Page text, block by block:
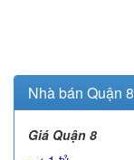
Nhà bán Quận 8
Giá Quận 8